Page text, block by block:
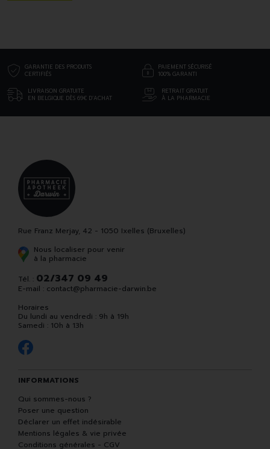
GARANTIE DES PRODUITS
CERTIFIÉS
PAIEMENT SÉCURISÉ
100% GARANTI
LIVRAISON GRATUITE
EN BELGIQUE DÈS 69€ D’ACHAT
RETRAIT GRATUIT
À LA PHARMACIE
Rue Franz Merjay, 42 - 1050 Ixelles (Bruxelles)
Nous localiser pour venir
à la pharmacie
Tél. : 02/347 09 49
E-mail : contact@pharmacie-darwin.be
Horaires
Du lundi au vendredi : 9h à 19h
Samedi : 10h à 13h
INFORMATIONS
Qui sommes-nous ?
Poser une question
Déclarer un effet indésirable
Mentions légales & vie privée
Conditions générales - CGV